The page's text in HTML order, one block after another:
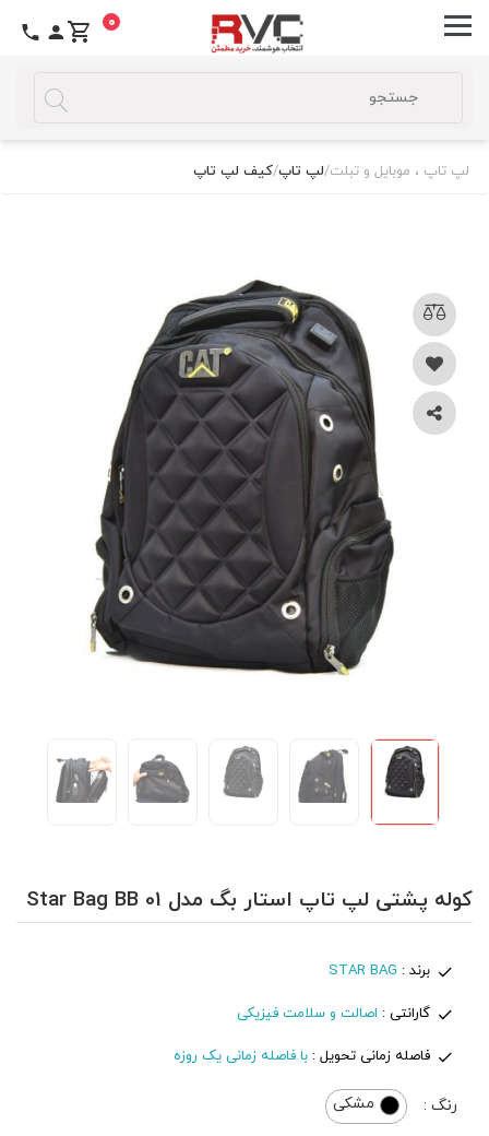
0
لپ تاپ ، موبایل و تبلت/لپ تاپ/کیف لپ تاپ
کوله پشتی لپ تاپ استار بگ مدل Star Bag BB 01
برند : STAR BAG
گارانتی : اصالت و سلامت فیزیکی
فاصله زمانی تحویل : با فاصله زمانی یک روزه
رنگ : مشکی